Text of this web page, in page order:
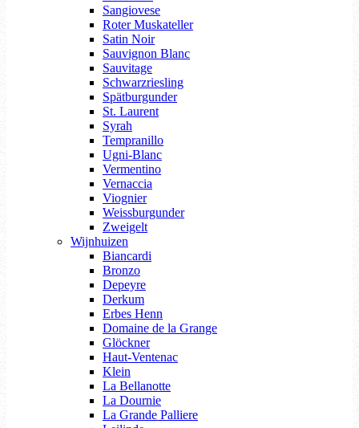
Sangiovese
Roter Muskateller
Satin Noir
Sauvignon Blanc
Sauvitage
Schwarzriesling
Spätburgunder
St. Laurent
Syrah
Tempranillo
Ugni-Blanc
Vermentino
Vernaccia
Viognier
Weissburgunder
Zweigelt
Wijnhuizen
Biancardi
Bronzo
Depeyre
Derkum
Erbes Henn
Domaine de la Grange
Glöckner
Haut-Ventenac
Klein
La Bellanotte
La Dournie
La Grande Palliere